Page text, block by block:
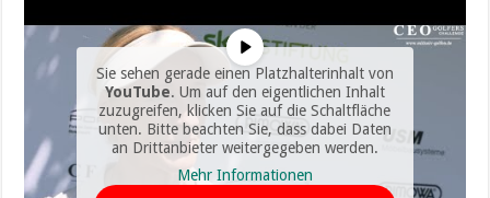
Sie sehen gerade einen Platzhalterinhalt von
YouTube. Um auf den eigentlichen Inhalt
zuzugreifen, klicken Sie auf die Schaltfläche
unten. Bitte beachten Sie, dass dabei Daten
an Drittanbieter weitergegeben werden.
Mehr Informationen